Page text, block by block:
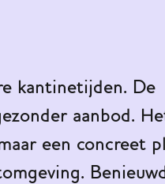
kantinetijden. De
aanbod.
een concreet